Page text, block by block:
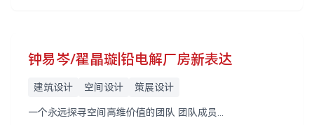
钟易岑/翟晶璇|铅电解厂房新表达
建筑设计 空间设计 策展设计
一个永远探寻空间高维价值的团队 团队成员...